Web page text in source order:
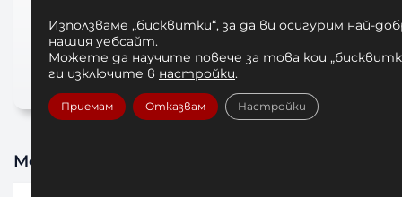
боксови ръкавици hayabusa
БОКСОВИ РЪКАВИЦИ HAYABUSA T3
BOXING GLOVES BLACK GOLD
Може да харесате също
Използваме „бисквитки“, за да ви осигурим най-
нашия уебсайт.
Можете да научите повече за това кои
ги изключите в настройки.
Приемам Отказвам Настройки